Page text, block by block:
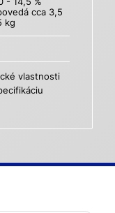
cca 3,5
kg
vlastnosti